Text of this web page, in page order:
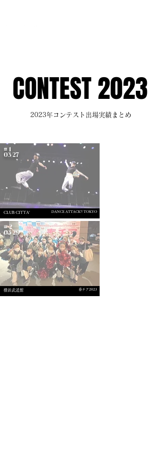
CONTEST 2023
2023年コンテスト出場実績まとめ
# 1
03/27
CLUB CITTA' DANCE ATTACK!! TOKYO
# 2
03/29
​横浜武道館 ​春チア2023